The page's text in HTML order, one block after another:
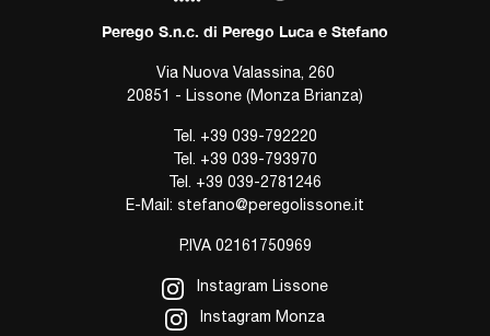
Perego S.n.c. di Perego Luca e Stefano
Via Nuova Valassina, 260
20851 - Lissone (Monza Brianza)
Tel. +39 039-792220
Tel. +39 039-793970
Tel. +39 039-2781246
E-Mail: stefano@peregolissone.it
P.IVA 02161750969
Instagram Lissone
Instagram Monza